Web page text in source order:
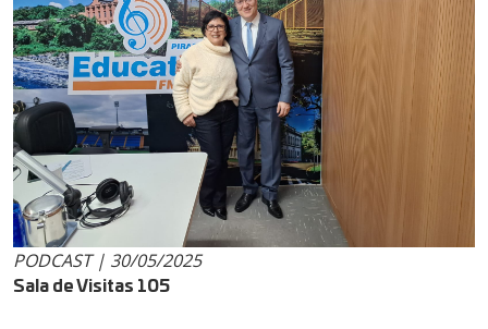
PODCAST | 30/05/2025
Sala de Visitas 105